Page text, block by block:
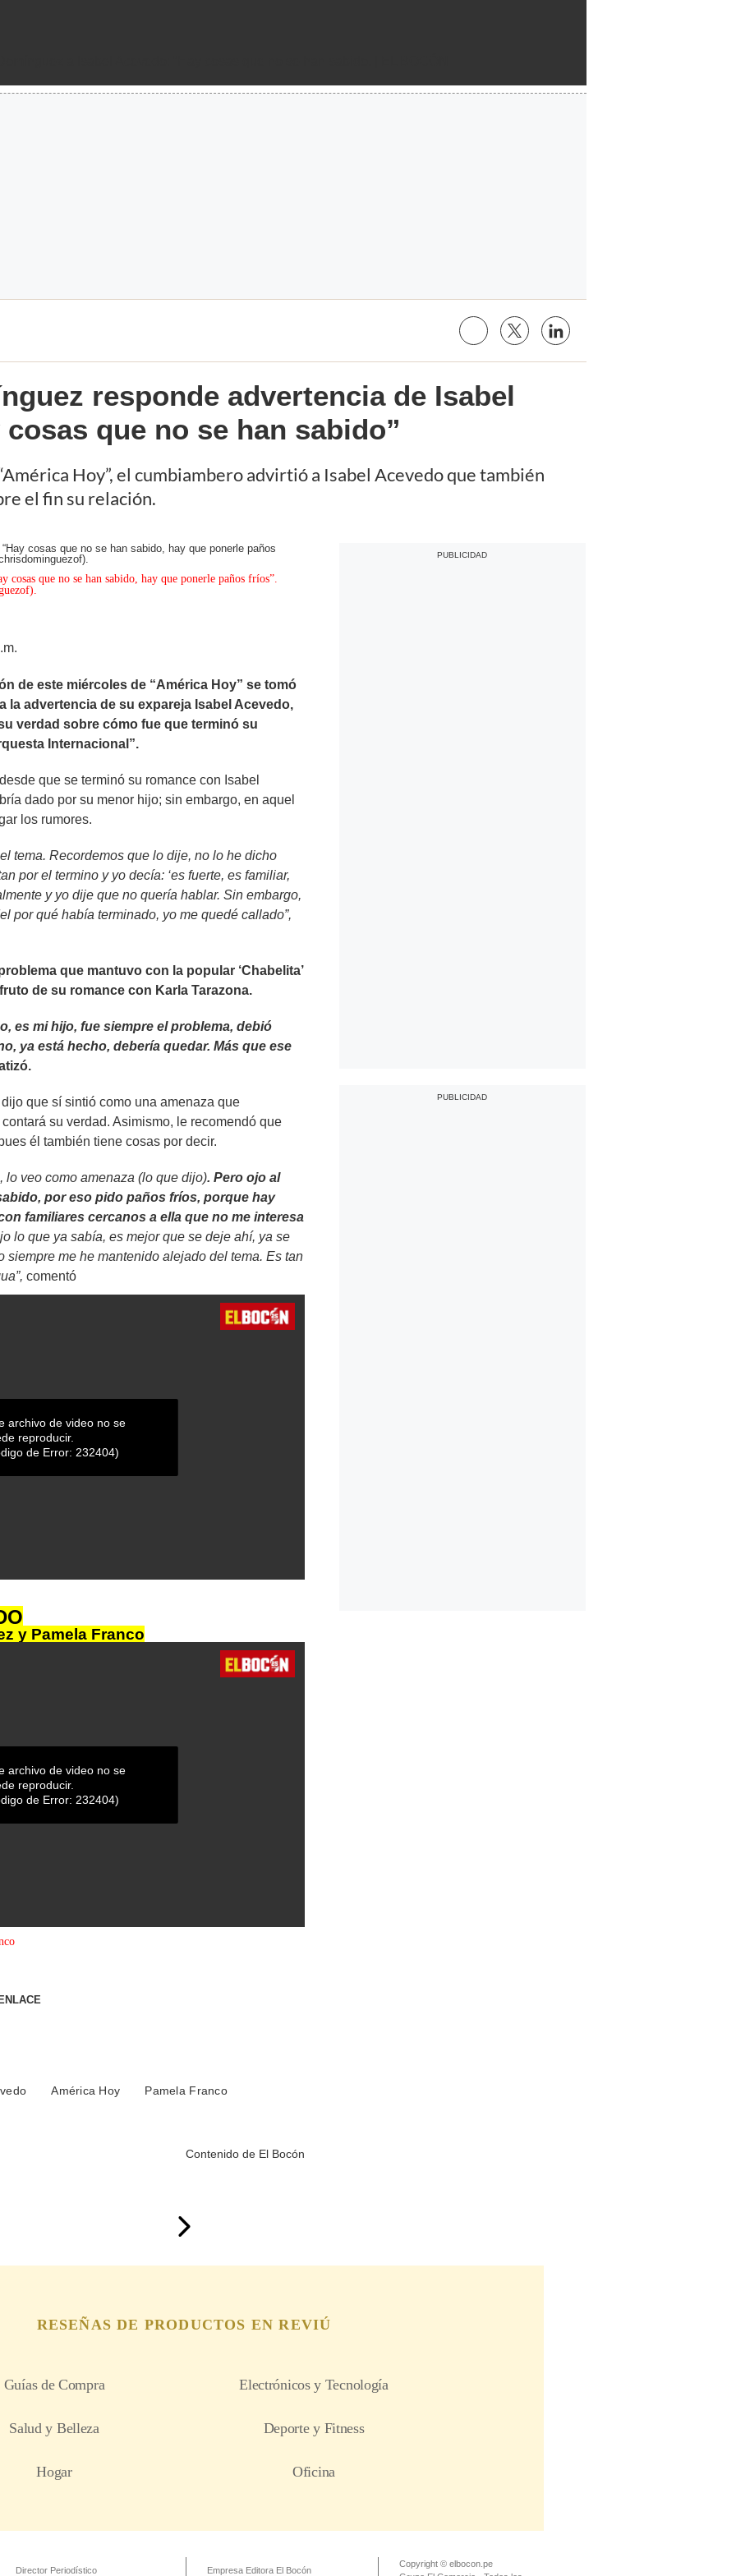
responde advertencia de Isabel
que no se han sabido”
Hoy”, el cumbiambero advirtió a Isabel Acevedo que también
el fin su relación.
que no se han sabido, hay que ponerle paños fríos”.
de este miércoles de “América Hoy” se tomó
la advertencia de su expareja Isabel Acevedo,
verdad sobre cómo fue que terminó su
Internacional”.
que se terminó su romance con Isabel
dado por su menor hijo; sin embargo, en aquel
los rumores.
tema. Recordemos que lo dije, no lo he dicho
por el termino y yo decía: ‘es fuerte, es familiar,
y yo dije que no quería hablar. Sin embargo,
por qué había terminado, yo me quedé callado”,
que mantuvo con la popular ‘Chabelita’
de su romance con Karla Tarazona.
es mi hijo, fue siempre el problema, debió
ya está hecho, debería quedar. Más que ese
que sí sintió como una amenaza que
su verdad. Asimismo, le recomendó que
él también tiene cosas por decir.
lo veo como amenaza (lo que dijo). Pero ojo al
por eso pido paños fríos, porque hay
familiares cercanos a ella que no me interesa
lo que ya sabía, es mejor que se deje ahí, ya se
siempre me he mantenido alejado del tema. Es tan
comentó
archivo de video no se
reproducir.
de Error: 232404)
y Pamela Franco
archivo de video no se
reproducir.
de Error: 232404)
América Hoy Pamela Franco
Contenido de El Bocón
Director Periodístico Empresa Editora El Bocón
Copyright © elbocon.pe